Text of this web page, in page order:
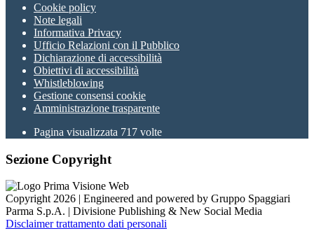
Cookie policy
Note legali
Informativa Privacy
Ufficio Relazioni con il Pubblico
Dichiarazione di accessibilità
Obiettivi di accessibilità
Whistleblowing
Gestione consensi cookie
Amministrazione trasparente
Pagina visualizzata 717 volte
Sezione Copyright
Copyright 2026 | Engineered and powered by Gruppo Spaggiari
Parma S.p.A. | Divisione Publishing & New Social Media
Disclaimer trattamento dati personali